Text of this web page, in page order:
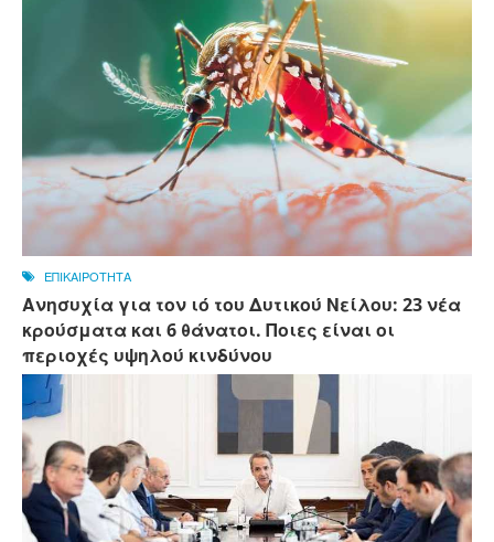
ΕΠΙΚΑΙΡΟΤΗΤΑ
Ανησυχία για τον ιό του Δυτικού Νείλου: 23 νέα
κρούσματα και 6 θάνατοι. Ποιες είναι οι
περιοχές υψηλού κινδύνου